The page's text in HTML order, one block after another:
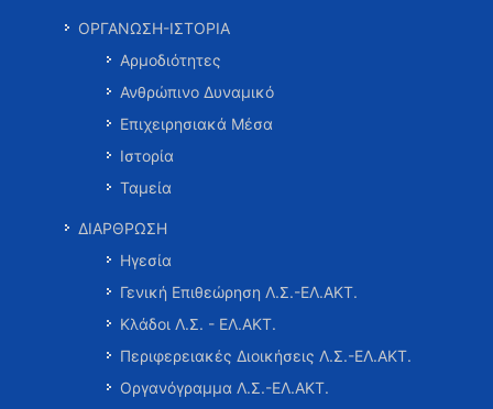
ΟΡΓΑΝΩΣΗ-ΙΣΤΟΡΙΑ
Αρμοδιότητες
Ανθρώπινο Δυναμικό
Επιχειρησιακά Μέσα
Ιστορία
Ταμεία
ΔΙΑΡΘΡΩΣΗ
Ηγεσία
Γενική Επιθεώρηση Λ.Σ.-ΕΛ.ΑΚΤ.
Κλάδοι Λ.Σ. - ΕΛ.ΑΚΤ.
Περιφερειακές Διοικήσεις Λ.Σ.-ΕΛ.ΑΚΤ.
Οργανόγραμμα Λ.Σ.-ΕΛ.ΑΚΤ.